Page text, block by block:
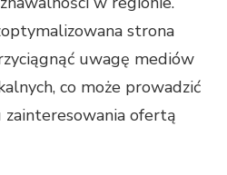
strona
uwagę mediów
co może prowadzić
ofertą